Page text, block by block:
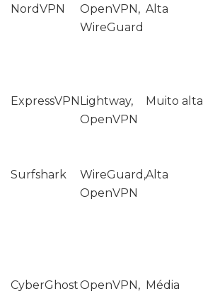
NordVPN
OpenVPN,
WireGuard
Alta
ExpressVPNLightway,
OpenVPN
Muito alta
Surfshark
WireGuard,
OpenVPN
Alta
CyberGhostOpenVPN, Média